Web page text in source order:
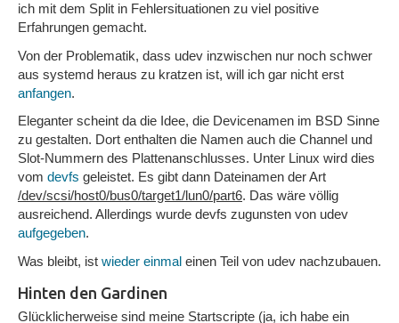
ich mit dem Split in Fehlersituationen zu viel positive
Erfahrungen gemacht.
Von der Problematik, dass udev inzwischen nur noch schwer
aus systemd heraus zu kratzen ist, will ich gar nicht erst
anfangen.
Eleganter scheint da die Idee, die Devicenamen im BSD Sinne
zu gestalten. Dort enthalten die Namen auch die Channel und
Slot-Nummern des Plattenanschlusses. Unter Linux wird dies
vom devfs geleistet. Es gibt dann Dateinamen der Art
/dev/scsi/host0/bus0/target1/lun0/part6. Das wäre völlig
ausreichend. Allerdings wurde devfs zugunsten von udev
aufgegeben.
Was bleibt, ist wieder einmal einen Teil von udev nachzubauen.
Hinten den Gardinen
Glücklicherweise sind meine Startscripte (ja, ich habe ein